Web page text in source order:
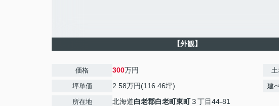
【外観】
価格 300万円
坪単価 2.58万円(116.46坪)
所在地 北海道白老郡白老町東町３丁目44-81
建